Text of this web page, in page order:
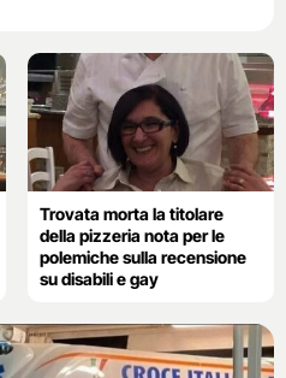
Trovata morta la titolare
della pizzeria nota per le
polemiche sulla recensione
su disabili e gay